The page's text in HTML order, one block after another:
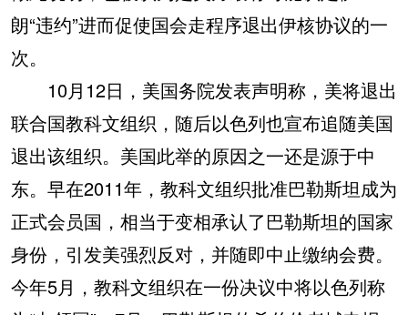
朗“违约”进而促使国会走程序退出伊核协议的一
次。
10月12日，美国务院发表声明称，美将退出
联合国教科文组织，随后以色列也宣布追随美国
退出该组织。美国此举的原因之一还是源于中
东。早在2011年，教科文组织批准巴勒斯坦成为
正式会员国，相当于变相承认了巴勒斯坦的国家
身份，引发美强烈反对，并随即中止缴纳会费。
今年5月，教科文组织在一份决议中将以色列称